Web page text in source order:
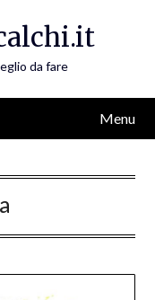
da fare
Menu